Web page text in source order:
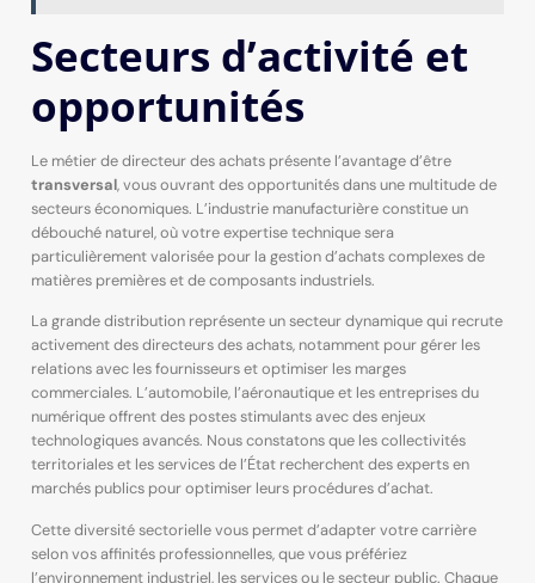
Secteurs d’activité et
opportunités
Le métier de directeur des achats présente l’avantage d’être
transversal, vous ouvrant des opportunités dans une multitude de
secteurs économiques. L’industrie manufacturière constitue un
débouché naturel, où votre expertise technique sera
particulièrement valorisée pour la gestion d’achats complexes de
matières premières et de composants industriels.
La grande distribution représente un secteur dynamique qui recrute
activement des directeurs des achats, notamment pour gérer les
relations avec les fournisseurs et optimiser les marges
commerciales. L’automobile, l’aéronautique et les entreprises du
numérique offrent des postes stimulants avec des enjeux
technologiques avancés. Nous constatons que les collectivités
territoriales et les services de l’État recherchent des experts en
marchés publics pour optimiser leurs procédures d’achat.
Cette diversité sectorielle vous permet d’adapter votre carrière
selon vos affinités professionnelles, que vous préfériez
l’environnement industriel, les services ou le secteur public. Chaque